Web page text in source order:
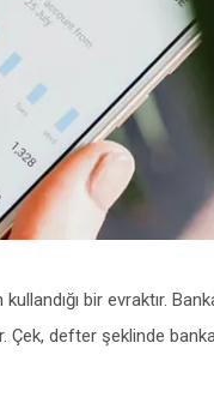
bir evraktır.
defter şeklinde